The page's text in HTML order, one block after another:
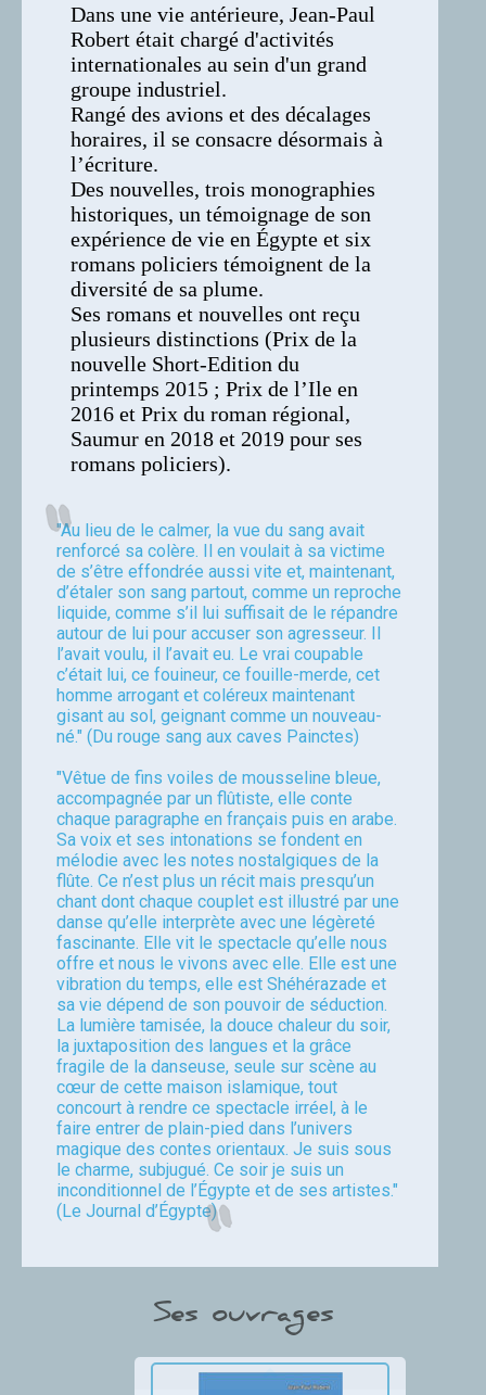
Dans une vie antérieure, Jean-Paul
Robert était chargé d'activités
internationales au sein d'un grand
groupe industriel.
Rangé des avions et des décalages
horaires, il se consacre désormais à
l’écriture.
Des nouvelles, trois monographies
historiques, un témoignage de son
expérience de vie en Égypte et six
romans policiers témoignent de la
diversité de sa plume.
Ses romans et nouvelles ont reçu
plusieurs distinctions (Prix de la
nouvelle Short-Edition du
printemps 2015 ; Prix de l’Ile en
2016 et Prix du roman régional,
Saumur en 2018 et 2019 pour ses
romans policiers).
"Au lieu de le calmer, la vue du sang avait
renforcé sa colère. Il en voulait à sa victime
de s’être effondrée aussi vite et, maintenant,
d’étaler son sang partout, comme un reproche
liquide, comme s’il lui suffisait de le répandre
autour de lui pour accuser son agresseur. Il
l’avait voulu, il l’avait eu. Le vrai coupable
c’était lui, ce fouineur, ce fouille-merde, cet
homme arrogant et coléreux maintenant
gisant au sol, geignant comme un nouveau-
né." (Du rouge sang aux caves Painctes)
"Vêtue de fins voiles de mousseline bleue,
accompagnée par un flûtiste, elle conte
chaque paragraphe en français puis en arabe.
Sa voix et ses intonations se fondent en
mélodie avec les notes nostalgiques de la
flûte. Ce n’est plus un récit mais presqu’un
chant dont chaque couplet est illustré par une
danse qu’elle interprète avec une légèreté
fascinante. Elle vit le spectacle qu’elle nous
offre et nous le vivons avec elle. Elle est une
vibration du temps, elle est Shéhérazade et
sa vie dépend de son pouvoir de séduction.
La lumière tamisée, la douce chaleur du soir,
la juxtaposition des langues et la grâce
fragile de la danseuse, seule sur scène au
cœur de cette maison islamique, tout
concourt à rendre ce spectacle irréel, à le
faire entrer de plain-pied dans l’univers
magique des contes orientaux. Je suis sous
le charme, subjugué. Ce soir je suis un
inconditionnel de l’Égypte et de ses artistes."
(Le Journal d’Égypte)
Ses ouvrages